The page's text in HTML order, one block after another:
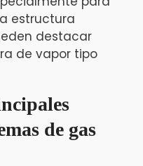
estructura
destacar
de vapor tipo
de gas